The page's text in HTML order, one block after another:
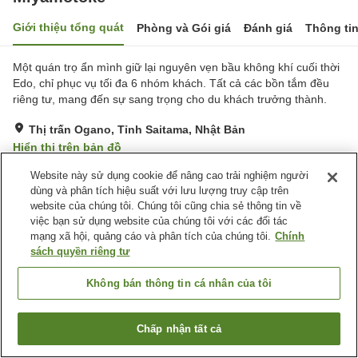
Giới thiệu tổng quát Phòng và Gói giá Đánh giá Thông
Một quán trọ ẩn mình giữ lại nguyên vẹn bầu không khí cuối thời
Edo, chỉ phục vụ tối đa 6 nhóm khách. Tất cả các bồn tắm đều
riêng tư, mang đến sự sang trọng cho du khách trưởng thành.
Thị trấn Ogano, Tỉnh Saitama, Nhật Bản
Hiển thị trên bản đồ
Tuyệt vời Đánh giá:48lượt
Tiện nghi chỗ nghỉ
Bãi đỗ xe
Cửa hàng
Dịch Vụ Đưa Đón
Trang chủ Nhật Bản Tỉnh Saitama
Thị trấn Ogano
Miyamotoke
Tìm phòng trống
Website này sử dụng cookie để nâng cao trải nghiệm người
dùng và phân tích hiệu suất với lưu lượng truy cập trên
website của chúng tôi. Chúng tôi cũng chia sẻ thông tin về
việc bạn sử dụng website của chúng tôi với các đối tác
mạng xã hội, quảng cáo và phân tích của chúng tôi. Chính
sách quyền riêng tư
Không bán thông tin cá nhân của tôi
Chấp nhận tất cả